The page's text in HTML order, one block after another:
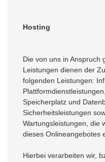
Hosting
Die von uns in Anspruch
Leistungen dienen der
folgenden Leistungen:
Speicherplatz und
Sicherheitsleistungen
Wartungsleistungen, die
dieses Onlineangebotes
Hierbei verarbeiten wir,